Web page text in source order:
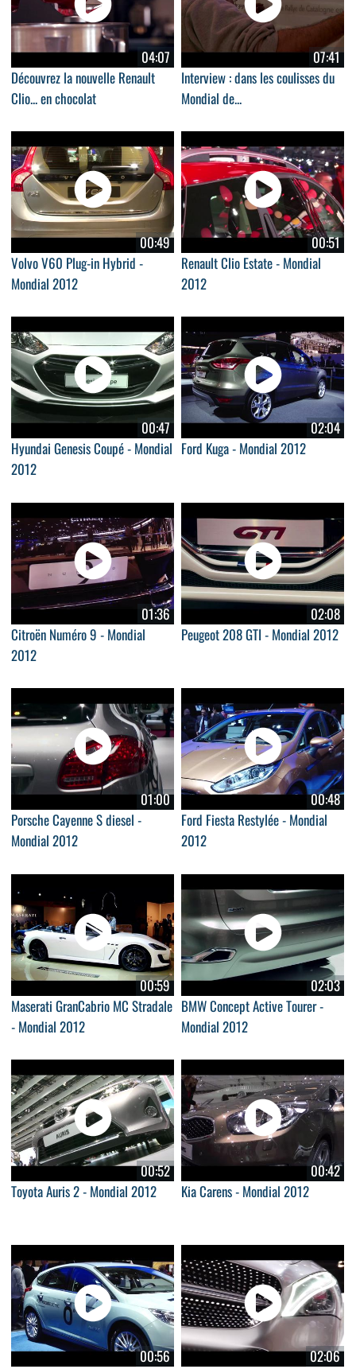
04:07
Découvrez la nouvelle Renault
Clio... en chocolat
07:41
Interview : dans les coulisses du
Mondial de...
00:49
Volvo V60 Plug-in Hybrid -
Mondial 2012
00:51
Renault Clio Estate - Mondial
2012
00:47
Hyundai Genesis Coupé - Mondial
2012
02:04
Ford Kuga - Mondial 2012
01:36
Citroën Numéro 9 - Mondial
2012
02:08
Peugeot 208 GTI - Mondial 2012
01:00
Porsche Cayenne S diesel -
Mondial 2012
00:48
Ford Fiesta Restylée - Mondial
2012
00:59
Maserati GranCabrio MC Stradale
- Mondial 2012
02:03
BMW Concept Active Tourer -
Mondial 2012
00:52
Toyota Auris 2 - Mondial 2012
00:42
Kia Carens - Mondial 2012
00:56
02:06